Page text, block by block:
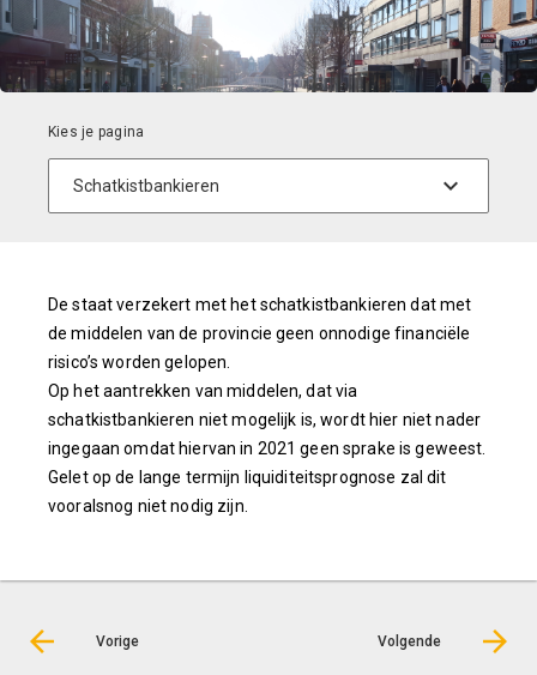
De staat verzekert met het schatkistbankieren dat met
de middelen van de provincie geen onnodige financiële
risico’s worden gelopen.
Op het aantrekken van middelen, dat via
schatkistbankieren niet mogelijk is, wordt hier niet nader
ingegaan omdat hiervan in 2021 geen sprake is geweest.
Gelet op de lange termijn liquiditeitsprognose zal dit
vooralsnog niet nodig zijn.
Vorige Volgende